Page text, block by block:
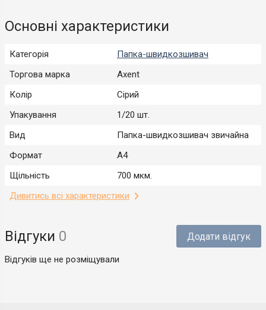
Основні характеристики
Категорія
Папка-швидкозшивач
Торгова марка
Axent
Колір
Сірий
Упакування
1/20 шт.
Вид
Папка-швидкозшивач звичайна
Формат
А4
Щільність
700 мкм.
Дивитись всі характеристики
Відгуки 0 Додати відгук
Відгуків ще не розміщували